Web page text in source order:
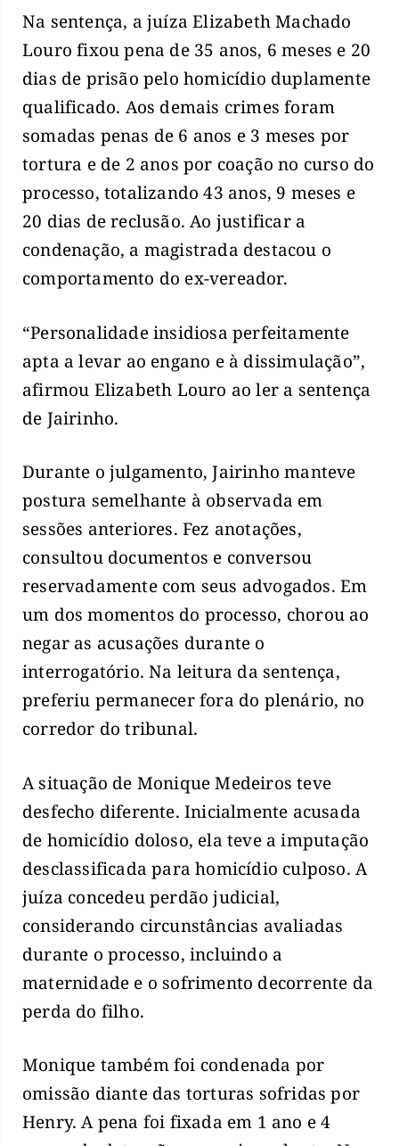
Na sentença, a juíza Elizabeth Machado
Louro fixou pena de 35 anos, 6 meses e 20
dias de prisão pelo homicídio duplamente
qualificado. Aos demais crimes foram
somadas penas de 6 anos e 3 meses por
tortura e de 2 anos por coação no curso do
processo, totalizando 43 anos, 9 meses e
20 dias de reclusão. Ao justificar a
condenação, a magistrada destacou o
comportamento do ex-vereador.
“Personalidade insidiosa perfeitamente
apta a levar ao engano e à dissimulação”,
afirmou Elizabeth Louro ao ler a sentença
de Jairinho.
Durante o julgamento, Jairinho manteve
postura semelhante à observada em
sessões anteriores. Fez anotações,
consultou documentos e conversou
reservadamente com seus advogados. Em
um dos momentos do processo, chorou ao
negar as acusações durante o
interrogatório. Na leitura da sentença,
preferiu permanecer fora do plenário, no
corredor do tribunal.
A situação de Monique Medeiros teve
desfecho diferente. Inicialmente acusada
de homicídio doloso, ela teve a imputação
desclassificada para homicídio culposo. A
juíza concedeu perdão judicial,
considerando circunstâncias avaliadas
durante o processo, incluindo a
maternidade e o sofrimento decorrente da
perda do filho.
Monique também foi condenada por
omissão diante das torturas sofridas por
Henry. A pena foi fixada em 1 ano e 4